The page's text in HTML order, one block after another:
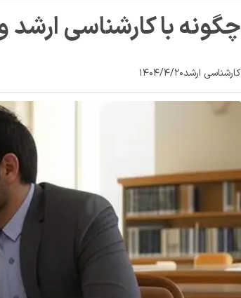
چگونه با کارشناسی ارشد
کارشناسی ارشد۱۴۰۴/۴/۲۰